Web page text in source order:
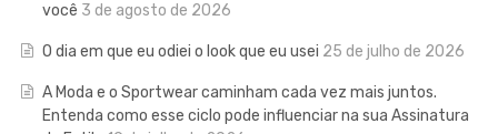
você 3 de agosto de 2026
O dia em que eu odiei o look que eu usei 25 de julho de 2026
A Moda e o Sportwear caminham cada vez mais juntos.
Entenda como esse ciclo pode influenciar na sua Assinatura